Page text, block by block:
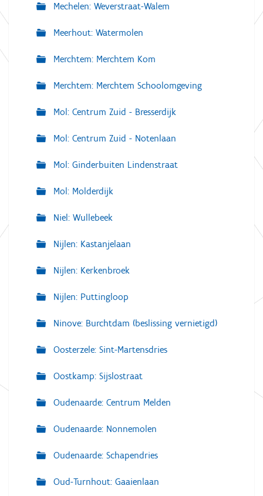
Mechelen: Weverstraat-Walem
Meerhout: Watermolen
Merchtem: Merchtem Kom
Merchtem: Merchtem Schoolomgeving
Mol: Centrum Zuid - Bresserdijk
Mol: Centrum Zuid - Notenlaan
Mol: Ginderbuiten Lindenstraat
Mol: Molderdijk
Niel: Wullebeek
Nijlen: Kastanjelaan
Nijlen: Kerkenbroek
Nijlen: Puttingloop
Ninove: Burchtdam (beslissing vernietigd)
Oosterzele: Sint-Martensdries
Oostkamp: Sijslostraat
Oudenaarde: Centrum Melden
Oudenaarde: Nonnemolen
Oudenaarde: Schapendries
Oud-Turnhout: Gaaienlaan